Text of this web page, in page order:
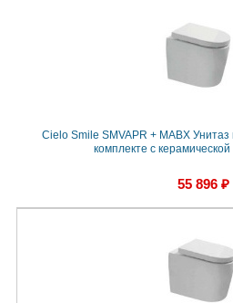
Cielo Smile SMVAPR + MABX
комплекте с
55 896 ₽